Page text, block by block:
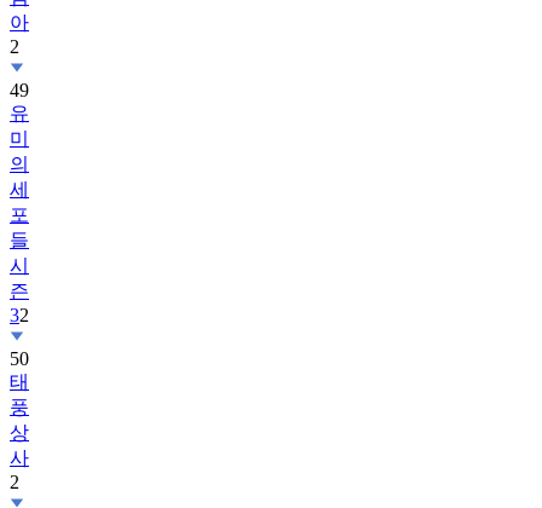
아
2
49
유
미
의
세
포
들
시
즌
32
50
태
풍
상
사
2